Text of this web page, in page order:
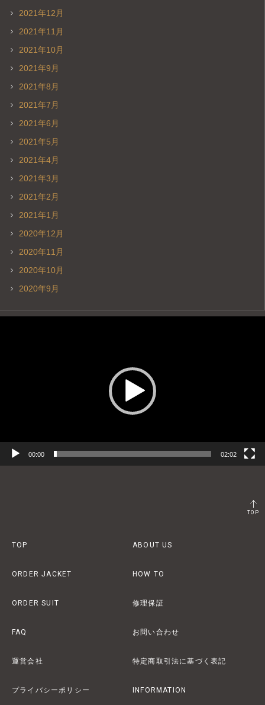
2021年12月
2021年11月
2021年10月
2021年9月
2021年8月
2021年7月
2021年6月
2021年5月
2021年4月
2021年3月
2021年2月
2021年1月
2020年12月
2020年11月
2020年10月
2020年9月
00:00 02:02
TOP
TOP ABOUT US
ORDER JACKET HOW TO
ORDER SUIT 修理保証
FAQ お問い合わせ
運営会社 特定商取引法に基づく表記
プライバシーポリシー INFORMATION